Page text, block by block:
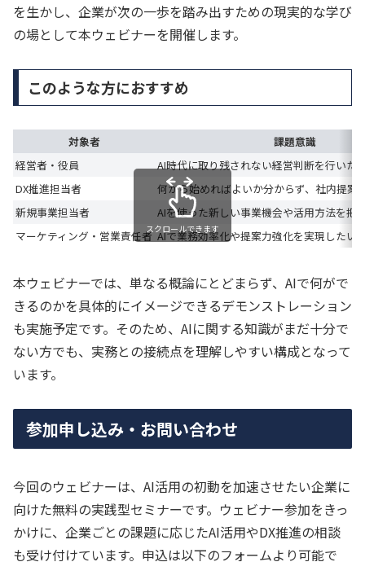
を生かし、企業が次の一歩を踏み出すための現実的な学び
の場として本ウェビナーを開催します。
このような方におすすめ
対象者
課題意識
経営者・役員
AI時代に取り残されない経営判断を行いた
DX推進担当者
何から始めればよいか分からず、社内提案
新規事業担当者
AIを使った新しい事業機会や活用方法を把
マーケティング・営業責任者 AIで業務効率化や提案力強化を実現したい
スクロールできます
本ウェビナーでは、単なる概論にとどまらず、AIで何がで
きるのかを具体的にイメージできるデモンストレーション
も実施予定です。そのため、AIに関する知識がまだ十分で
ない方でも、実務との接続点を理解しやすい構成となって
います。
参加申し込み・お問い合わせ
今回のウェビナーは、AI活用の初動を加速させたい企業に
向けた無料の実践型セミナーです。ウェビナー参加をきっ
かけに、企業ごとの課題に応じたAI活用やDX推進の相談
も受け付けています。申込は以下のフォームより可能で